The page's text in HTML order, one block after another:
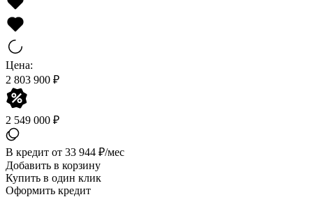
Цена:
2 803 900 ₽
2 549 000 ₽
В кредит от 33 944 ₽/мес
Добавить в корзину
Купить в один клик
Оформить кредит